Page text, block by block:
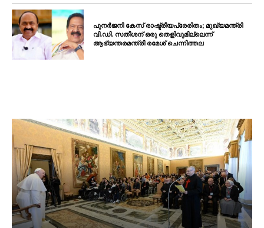
പുനർജനി കേസ് രാഷ്ട്രീയപ്രേരിതം; മുഖ്യമന്ത്രി
വി.ഡി. സതീശന് ഒരു തെളിവുമില്ലെന്ന്
ആഭ്യന്തരമന്ത്രി രമേശ് ചെന്നിത്തല